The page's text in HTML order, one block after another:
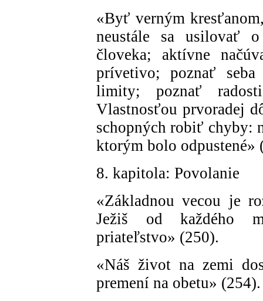
«Byť verným
neustále sa usilovať
človeka; aktívne
prívetivo; poznať
limity; poznať
Vlastnosťou prvoradej
schopných robiť chyby:
ktorým bolo odpustené»
8. kapitola: Povolanie
«Základnou vecou je
Ježiš od každého
priateľstvo» (250).
«Náš život na zemi
premení na obetu» (254).